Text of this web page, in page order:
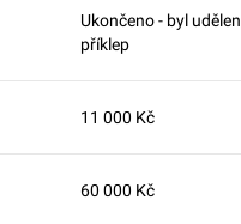
Ukončeno - byl udělen
příklep
11 000 Kč
60 000 Kč